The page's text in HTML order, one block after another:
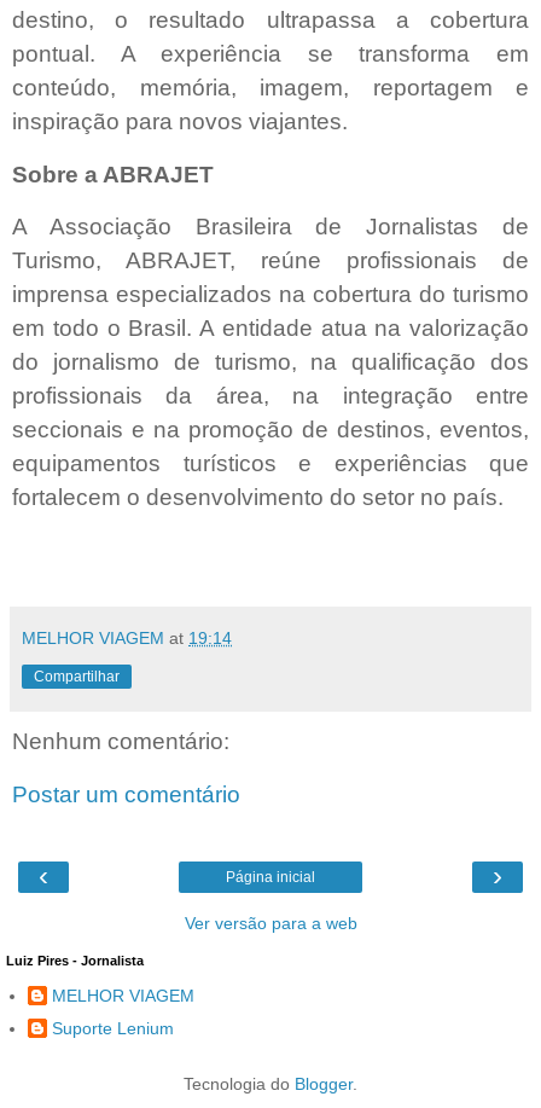
destino, o resultado ultrapassa a cobertura
pontual. A experiência se transforma em
conteúdo, memória, imagem, reportagem e
inspiração para novos viajantes.
Sobre a ABRAJET
A Associação Brasileira de Jornalistas de
Turismo, ABRAJET, reúne profissionais de
imprensa especializados na cobertura do turismo
em todo o Brasil. A entidade atua na valorização
do jornalismo de turismo, na qualificação dos
profissionais da área, na integração entre
seccionais e na promoção de destinos, eventos,
equipamentos turísticos e experiências que
fortalecem o desenvolvimento do setor no país.
MELHOR VIAGEM at 19:14
Compartilhar
Nenhum comentário:
Postar um comentário
‹ ›
Página inicial
Ver versão para a web
Luiz Pires - Jornalista
MELHOR VIAGEM
Suporte Lenium
Tecnologia do Blogger.